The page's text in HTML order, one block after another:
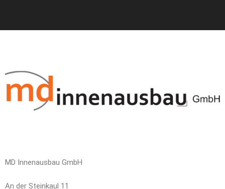
MD Innenausbau GmbH
An der Steinkaul 11